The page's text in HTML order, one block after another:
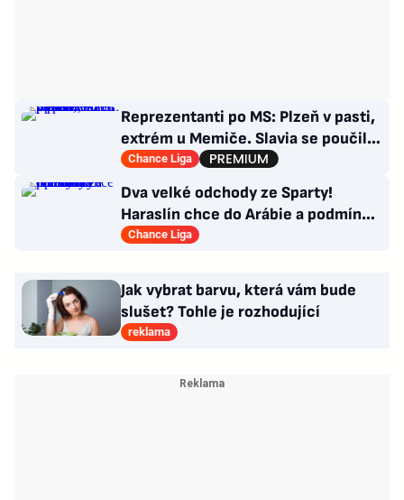
Reprezentanti po MS: Plzeň v pasti,
extrém u Memiče. Slavia se poučila,
co Sparta?
Chance Liga
Dva velké odchody ze Sparty!
Haraslín chce do Arábie a podmínky
Kuchtova transferu
Chance Liga
Jak vybrat barvu, která vám bude
slušet? Tohle je rozhodující
reklama